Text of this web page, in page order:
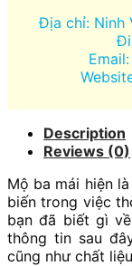
Địa chỉ: Ninh
Email:
Description
Reviews (0)
Mộ ba mái hiện
biến trong việc
bạn đã biết gì
thông tin sau
cũng như chất